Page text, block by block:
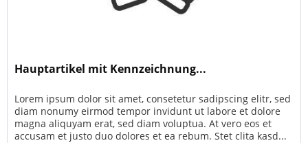
Hauptartikel mit Kennzeichnung...
Lorem ipsum dolor sit amet, consetetur sadipscing elitr, sed
diam nonumy eirmod tempor invidunt ut labore et dolore
magna aliquyam erat, sed diam voluptua. At vero eos et
accusam et justo duo dolores et ea rebum. Stet clita kasd...